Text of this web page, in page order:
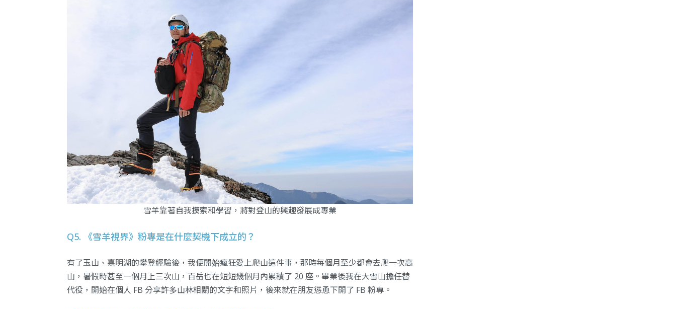
雪羊靠著自我摸索和學習，將對登山的興趣發展成專業
Q5. 《雪羊視界》粉專是在什麼契機下成立的？
有了玉山、嘉明湖的攀登經驗後，我便開始瘋狂愛上爬山這件事，那時每個月至少都會去爬一次高
山，暑假時甚至一個月上三次山，百岳也在短短幾個月內累積了 20 座。畢業後我在大雪山擔任替
代役，開始在個人 FB 分享許多山林相關的文字和照片，後來就在朋友慫恿下開了 FB 粉專。